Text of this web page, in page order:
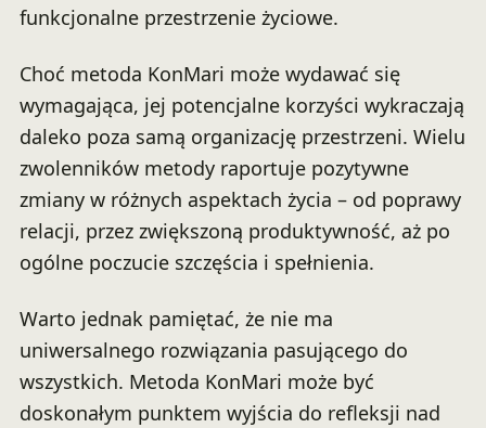
funkcjonalne przestrzenie życiowe.
Choć metoda KonMari może wydawać się
wymagająca, jej potencjalne korzyści wykraczają
daleko poza samą organizację przestrzeni. Wielu
zwolenników metody raportuje pozytywne
zmiany w różnych aspektach życia – od poprawy
relacji, przez zwiększoną produktywność, aż po
ogólne poczucie szczęścia i spełnienia.
Warto jednak pamiętać, że nie ma
uniwersalnego rozwiązania pasującego do
wszystkich. Metoda KonMari może być
doskonałym punktem wyjścia do refleksji nad